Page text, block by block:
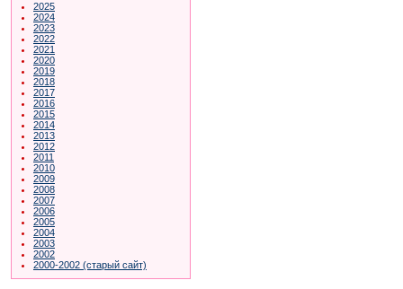
2025
2024
2023
2022
2021
2020
2019
2018
2017
2016
2015
2014
2013
2012
2011
2010
2009
2008
2007
2006
2005
2004
2003
2002
2000-2002 (старый сайт)